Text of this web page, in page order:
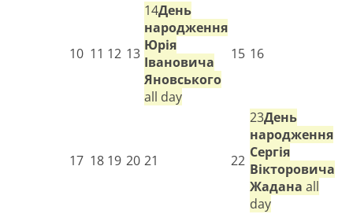
10 11 12 13
14День
народження
Юрія
Івановича
Яновського
all day
15 16
17 18 19 20 21 22
23День
народження
Сергія
Вікторовича
Жадана all
day